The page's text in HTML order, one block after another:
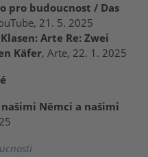
pro budoucnost / Das
21. 5. 2025
Arte Re: Zwei
Käfer, Arte, 22. 1. 2025
našimi Němci a našimi